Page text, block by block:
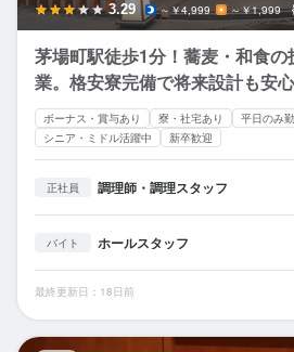
3.29 ～￥4,999 ～￥1,999
茅場町駅徒歩1分！蕎麦・和食
業。格安寮完備で将来設計も安心
ボーナス・賞与あり 寮・社宅あり
平日のみ
シニア・ミドル活躍中
新卒歓迎
正社員 調理師・調理スタッフ
バイト ホールスタッフ
最終更新日：18日前